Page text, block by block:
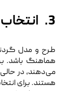
3. انتخاب طرح و مدل مناسب
طرح و مدل
هماهنگ باشد.
می‌دهند، در
هستند. برای